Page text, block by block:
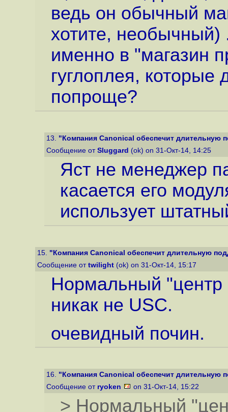
ведь он обычный
хотите,
именно в "магазин
гуглоплея, которые
попроще?
13. "Компания Canonical обеспечит длительную
Сообщение от Sluggard (ok) on 31-Окт-14, 14:25
Яст не менеджер
касается его
использует
15. "Компания Canonical обеспечит длительную
Сообщение от twilight (ok) on 31-Окт-14, 15:17
Нормальный "центр
никак не USC.
очевидный почин.
16. "Компания Canonical обеспечит длительную
Сообщение от ryoken on 31-Окт-14, 15:22
> Нормальный